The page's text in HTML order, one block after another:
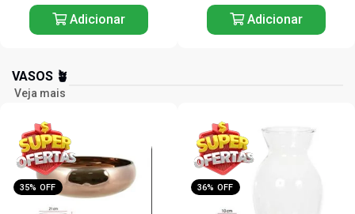
Adicionar Adicionar
VASOS 🪴
Veja mais
35% OFF 36% OFF